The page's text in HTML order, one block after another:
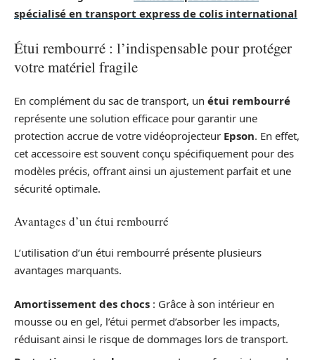
spécialisé en transport express de colis international
Étui rembourré : l’indispensable pour protéger
votre matériel fragile
En complément du sac de transport, un étui rembourré
représente une solution efficace pour garantir une
protection accrue de votre vidéoprojecteur Epson. En effet,
cet accessoire est souvent conçu spécifiquement pour des
modèles précis, offrant ainsi un ajustement parfait et une
sécurité optimale.
Avantages d’un étui rembourré
L’utilisation d’un étui rembourré présente plusieurs
avantages marquants.
Amortissement des chocs : Grâce à son intérieur en
mousse ou en gel, l’étui permet d’absorber les impacts,
réduisant ainsi le risque de dommages lors de transport.